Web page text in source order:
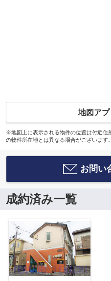
地図アプ
※地図上に表示される物件の位置は付近住
の物件所在地とは異なる場合がございます。
お問い
成約済み一覧